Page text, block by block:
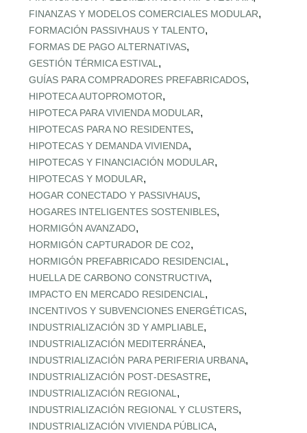
FINANZAS Y MODELOS COMERCIALES MODULAR,
FORMACIÓN PASSIVHAUS Y TALENTO,
FORMAS DE PAGO ALTERNATIVAS,
GESTIÓN TÉRMICA ESTIVAL ,
GUÍAS PARA COMPRADORES PREFABRICADOS,
HIPOTECA AUTOPROMOTOR,
HIPOTECA PARA VIVIENDA MODULAR,
HIPOTECAS PARA NO RESIDENTES,
HIPOTECAS Y DEMANDA VIVIENDA,
HIPOTECAS Y FINANCIACIÓN MODULAR,
HIPOTECAS Y MODULAR,
HOGAR CONECTADO Y PASSIVHAUS,
HOGARES INTELIGENTES SOSTENIBLES,
HORMIGÓN AVANZADO,
HORMIGÓN CAPTURADOR DE CO2,
HORMIGÓN PREFABRICADO RESIDENCIAL ,
HUELLA DE CARBONO CONSTRUCTIVA,
IMPACTO EN MERCADO RESIDENCIAL ,
INCENTIVOS Y SUBVENCIONES ENERGÉTICAS,
INDUSTRIALIZACIÓN 3D Y AMPLIABLE,
INDUSTRIALIZACIÓN MEDITERRÁNEA,
INDUSTRIALIZACIÓN PARA PERIFERIA URBANA,
INDUSTRIALIZACIÓN POST‑DESASTRE,
INDUSTRIALIZACIÓN REGIONAL ,
INDUSTRIALIZACIÓN REGIONAL Y CLUSTERS,
INDUSTRIALIZACIÓN VIVIENDA PÚBLICA,